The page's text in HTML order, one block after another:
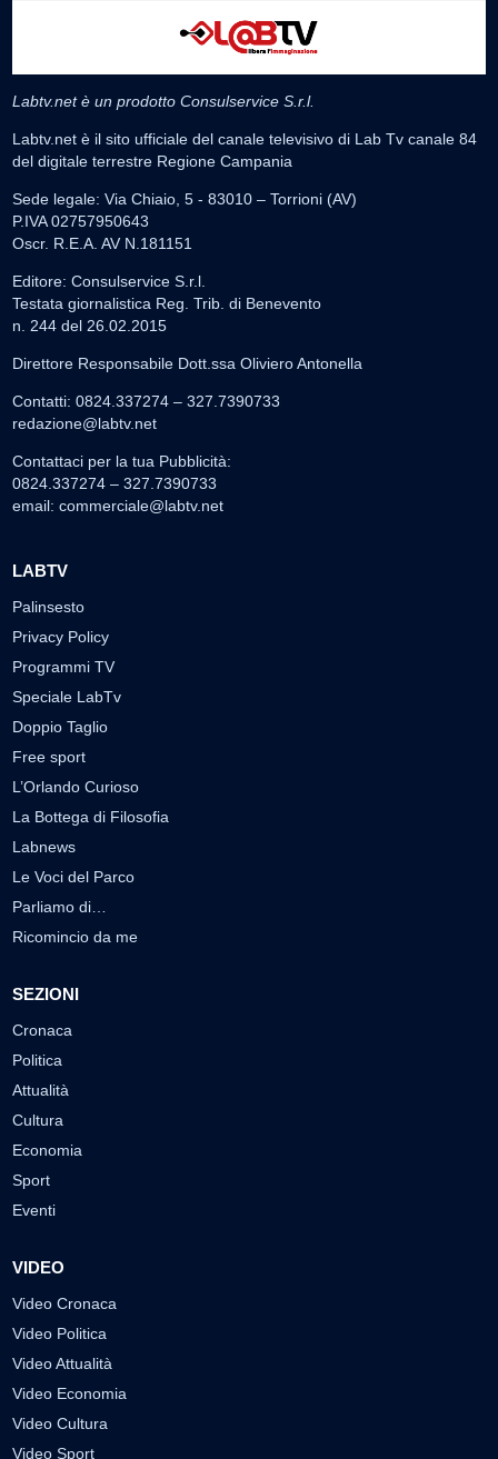
Labtv.net è un prodotto Consulservice S.r.l.
Labtv.net è il sito ufficiale del canale televisivo di Lab Tv canale 84
del digitale terrestre Regione Campania
Sede legale: Via Chiaio, 5 - 83010 – Torrioni (AV)
P.IVA 02757950643
Oscr. R.E.A. AV N.181151
Editore: Consulservice S.r.l.
Testata giornalistica Reg. Trib. di Benevento
n. 244 del 26.02.2015
Direttore Responsabile Dott.ssa Oliviero Antonella
Contatti: 0824.337274 – 327.7390733
redazione@labtv.net
Contattaci per la tua Pubblicità:
0824.337274 – 327.7390733
email: commerciale@labtv.net
LABTV
Palinsesto
Privacy Policy
Programmi TV
Speciale LabTv
Doppio Taglio
Free sport
L’Orlando Curioso
La Bottega di Filosofia
Labnews
Le Voci del Parco
Parliamo di…
Ricomincio da me
SEZIONI
Cronaca
Politica
Attualità
Cultura
Economia
Sport
Eventi
VIDEO
Video Cronaca
Video Politica
Video Attualità
Video Economia
Video Cultura
Video Sport